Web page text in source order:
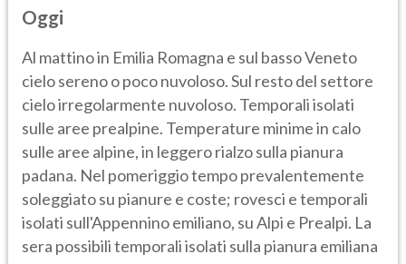
Oggi
Al mattino in Emilia Romagna e sul basso Veneto
cielo sereno o poco nuvoloso. Sul resto del settore
cielo irregolarmente nuvoloso. Temporali isolati
sulle aree prealpine. Temperature minime in calo
sulle aree alpine, in leggero rialzo sulla pianura
padana. Nel pomeriggio tempo prevalentemente
soleggiato su pianure e coste; rovesci e temporali
isolati sull'Appennino emiliano, su Alpi e Prealpi. La
sera possibili temporali isolati sulla pianura emiliana